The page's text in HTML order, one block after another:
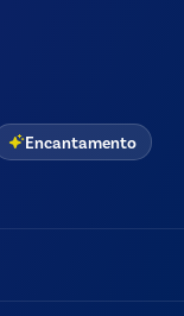
Encantamento